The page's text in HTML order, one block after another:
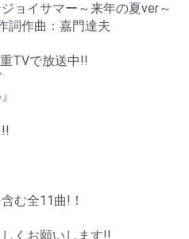
ョイサマー～来年の夏ver～
詞作曲：嘉門達夫
TVで放送中!!
む全11曲!！
くお願いします!!